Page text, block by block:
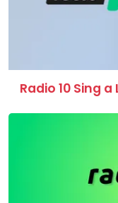
Radio 10 Sing a